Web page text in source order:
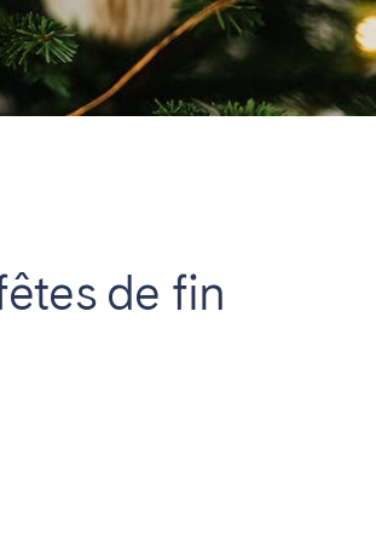
de fin
Fermer
Lyon